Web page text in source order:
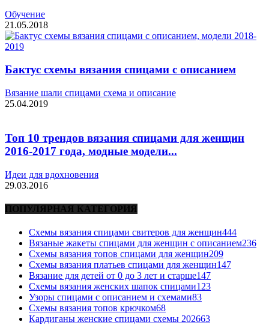
Обучение
21.05.2018
Бактус схемы вязания спицами с описанием
Вязание шали спицами схема и описание
25.04.2019
Топ 10 трендов вязания спицами для женщин
2016-2017 года, модные модели...
Идеи для вдохновения
29.03.2016
ПОПУЛЯРНАЯ КАТЕГОРИЯ
Схемы вязания спицами свитеров для женщин444
Вязаные жакеты спицами для женщин с описанием236
Схемы вязания топов спицами для женщин209
Схемы вязания платьев спицами для женщин147
Вязание для детей от 0 до 3 лет и старше147
Схемы вязания женских шапок спицами123
Узоры спицами с описанием и схемами83
Схемы вязания топов крючком68
Кардиганы женские спицами схемы 202663